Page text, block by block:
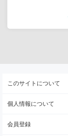
このサイトについて
個人情報について
会員登録